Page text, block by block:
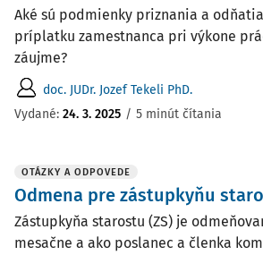
Aké sú podmienky priznania a
príplatku zamestnanca pri výkone
záujme?
doc. JUDr. Jozef Tekeli PhD.
Vydané: 24. 3. 2025 / 5 minút čítania
OTÁZKY A ODPOVEDE
Odmena pre zástupkyňu
Zástupkyňa starostu (ZS) je
mesačne a ako poslanec a členka